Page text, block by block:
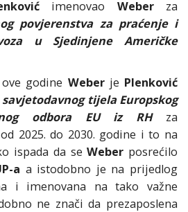
imenovao Weber za
povjerenstva za praćenje i
u Sjedinjene Američke
godine Weberje Plenković
tijela Europskog
odbora EU iz RHza
2025. do 2030. godine i to na
ispada da se Weber posrećilo
a a istodobno je na prijedlog
i imenovana na tako važne
ne znači da prezaposlena